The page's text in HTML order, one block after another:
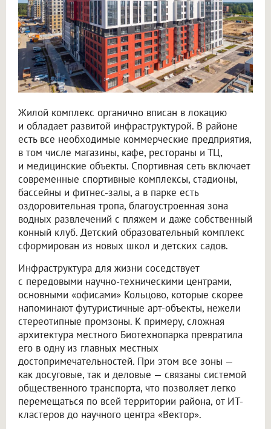
Жилой комплекс органично вписан в локацию
и обладает развитой инфраструктурой. В районе
есть все необходимые коммерческие предприятия,
в том числе магазины, кафе, рестораны и ТЦ,
и медицинские объекты. Спортивная сеть включает
современные спортивные комплексы, стадионы,
бассейны и фитнес-залы, а в парке есть
оздоровительная тропа, благоустроенная зона
водных развлечений с пляжем и даже собственный
конный клуб. Детский образовательный комплекс
сформирован из новых школ и детских садов.
Инфраструктура для жизни соседствует
с передовыми научно-техническими центрами,
основными «офисами» Кольцово, которые скорее
напоминают футуристичные арт-объекты, нежели
стереотипные промзоны. К примеру, сложная
архитектура местного Биотехнопарка превратила
его в одну из главных местных
достопримечательностей. При этом все зоны —
как досуговые, так и деловые — связаны системой
общественного транспорта, что позволяет легко
перемещаться по всей территории района, от ИТ-
кластеров до научного центра «Вектор».